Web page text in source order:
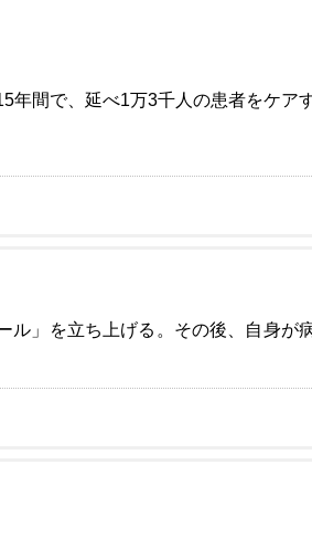
間で、延べ1万3千人の患者をケアす
」を立ち上げる。その後、自身が